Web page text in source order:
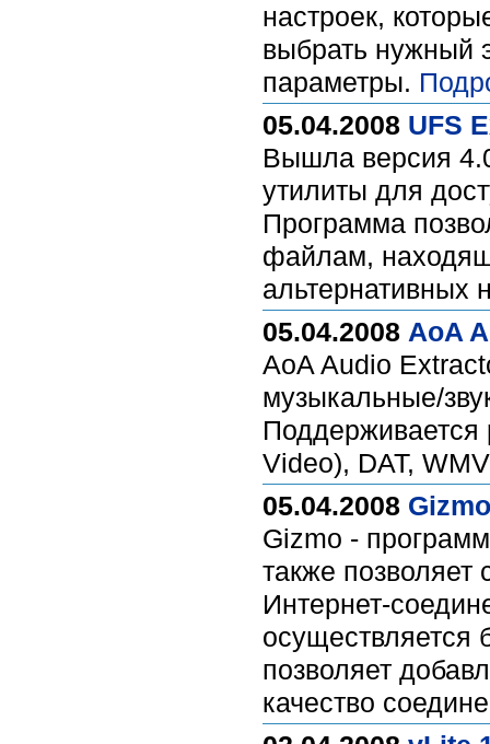
настроек,
выбрать нужный
параметры.
05.04.2008 UFS
Вышла версия
утилиты для
Программа
файлам,
альтернативных
05.04.2008 AoA
AoA Audio
музыкальные/
Поддерживается
Video), DAT,
05.04.2008
Gizmo -
также позволяет
Интернет-
осуществляется
позволяет
качество